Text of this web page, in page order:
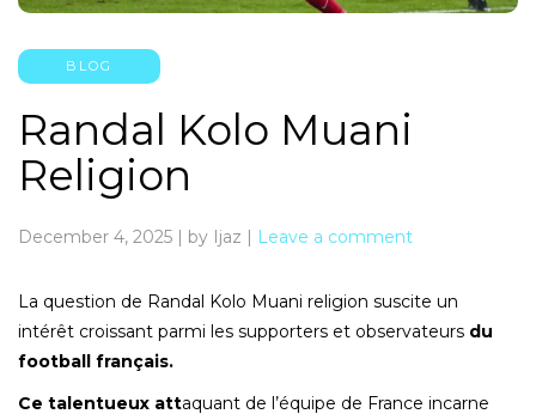
BLOG
Randal Kolo Muani
Religion
December 4, 2025 | by Ijaz | Leave a comment
La question de Randal Kolo Muani religion suscite un
intérêt croissant parmi les supporters et observateurs du
football français.
Ce talentueux attaquant de l’équipe de France incarne